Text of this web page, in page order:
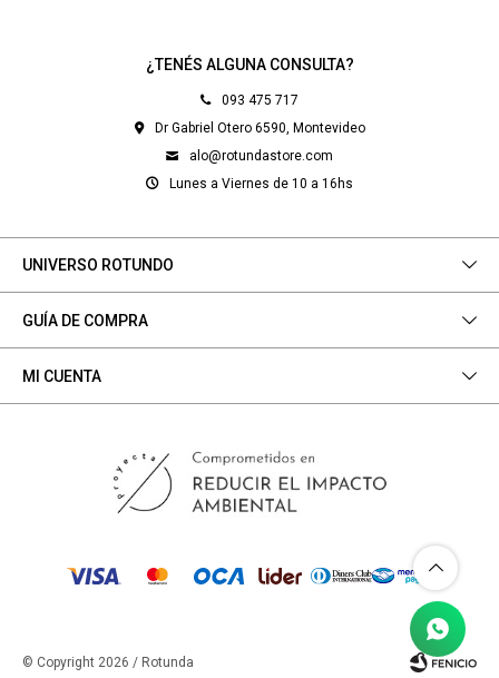
¿TENÉS ALGUNA CONSULTA?
093 475 717
Dr Gabriel Otero 6590, Montevideo
alo@rotundastore.com
Lunes a Viernes de 10 a 16hs
UNIVERSO ROTUNDO
GUÍA DE COMPRA
MI CUENTA
© Copyright 2026 / Rotunda